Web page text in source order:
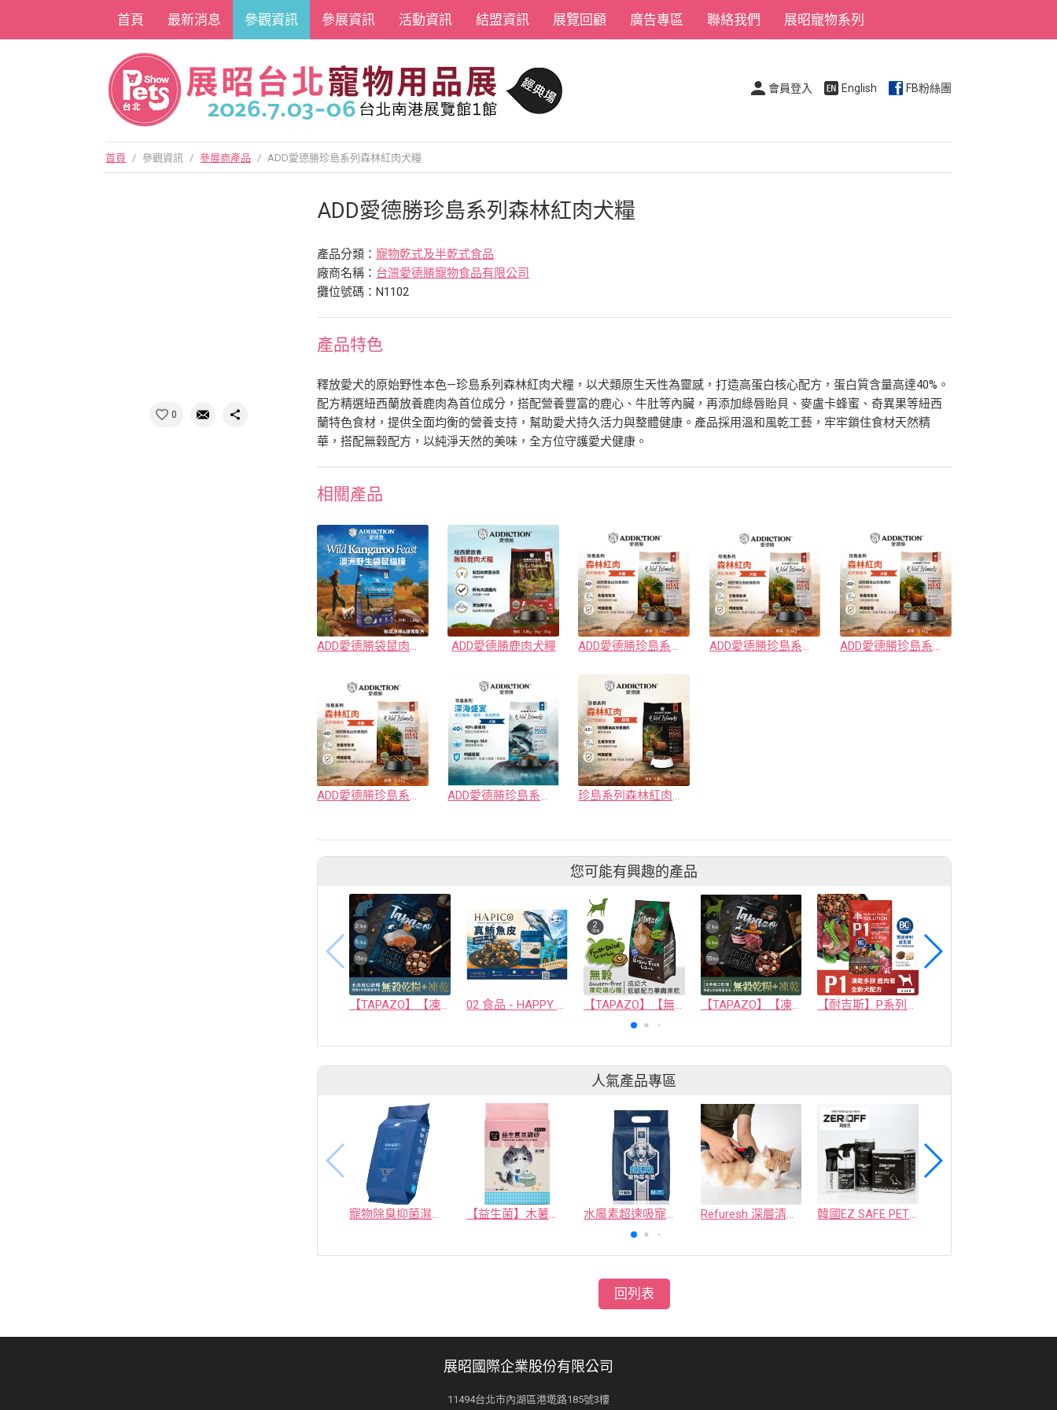
首頁 最新消息 參觀資訊 參展資訊 活動資訊 結盟資訊 展覽回顧 廣告專區 聯絡我們 展昭寵物系列
會員登入 English FB粉絲團
首頁 / 參觀資訊 / 參展商產品 / ADD愛德勝珍島系列森林紅肉犬糧
0
ADD愛德勝珍島系列森林紅肉犬糧
產品分類：寵物乾式及半乾式食品
廠商名稱： 台灣愛德勝寵物食品有限公司
攤位號碼：N1102
產品特色
釋放愛犬的原始野性本色—珍島系列森林紅肉犬糧，以犬類原生天性為靈感，打造高蛋白核心配方，蛋白質含量高達40%。
配方精選紐西蘭放養鹿肉為首位成分，搭配營養豐富的鹿心、牛肚等內臟，再添加綠唇貽貝、麥盧卡蜂蜜、奇異果等紐西
蘭特色食材，提供全面均衡的營養支持，幫助愛犬持久活力與整體健康。產品採用溫和風乾工藝，牢牢鎖住食材天然精
華，搭配無穀配方，以純淨天然的美味，全方位守護愛犬健康。
相關產品
ADD愛德勝袋鼠肉貓糧（新品） ADD愛德勝鹿肉犬糧 ADD愛德勝珍島系列森林紅肉犬糧 ADD愛德勝珍島系列森林紅肉犬糧 ADD愛德勝珍島系列森林紅肉犬糧
ADD愛德勝珍島系列森林紅肉犬糧 ADD愛德勝珍島系列深海盛宴犬糧 珍島系列森林紅肉貓糧
您可能有興趣的產品
【TAPAZO】【凍乾雙饗宴】成幼貓低敏鮭魚配方 5磅 02 食品 - HAPPY COMPANION CO., LTD. 【TAPAZO】【無穀凍乾填心糧】成幼犬_羊肉配方 2磅(單一肉源) 【TAPAZO】【凍乾三重奏】成幼犬低敏羊肉配方 5磅 【耐吉斯】P系列-P1 凍乾多拼無穀鹿肉餐(全齡犬) 4.5磅
人氣產品專區
寵物除臭抑菌濕紙巾／30抽／無味【4包100】 【益生菌】木薯豆腐砂/豆腐砂 (1包最低$119起)抽貓砂機 水魔素超速吸寵物尿布墊買1送1 Refuresh 深層清潔寵物廢毛梳 韓國EZ SAFE PET ZEROFF 消臭劑
回列表
展昭國際企業股份有限公司
11494台北市內湖區港墘路185號3樓